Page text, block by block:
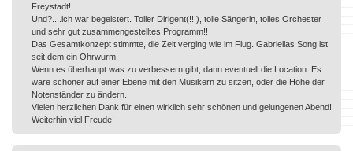
Freystadt!
Und?....ich war begeistert. Toller Dirigent(!!!), tolle Sängerin, tolles Orchester
und sehr gut zusammengestelltes Programm!!
Das Gesamtkonzept stimmte, die Zeit verging wie im Flug. Gabriellas Song ist
seit dem ein Ohrwurm.
Wenn es überhaupt was zu verbessern gibt, dann eventuell die Location. Es
wäre schöner auf einer Ebene mit den Musikern zu sitzen, oder die Höhe der
Notenständer zu ändern.
Vielen herzlichen Dank für einen wirklich sehr schönen und gelungenen Abend!
Weiterhin viel Freude!